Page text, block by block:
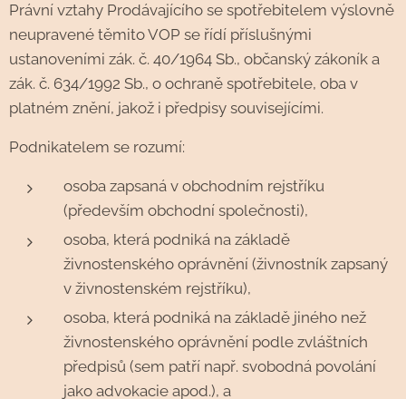
Právní vztahy Prodávajícího se spotřebitelem výslovně
neupravené těmito VOP se řídí příslušnými
ustanoveními zák. č. 40/1964 Sb., občanský zákoník a
zák. č. 634/1992 Sb., o ochraně spotřebitele, oba v
platném znění, jakož i předpisy souvisejícími.
Podnikatelem se rozumí:
osoba zapsaná v obchodním rejstříku
(především obchodní společnosti),
osoba, která podniká na základě
živnostenského oprávnění (živnostník zapsaný
v živnostenském rejstříku),
osoba, která podniká na základě jiného než
živnostenského oprávnění podle zvláštních
předpisů (sem patří např. svobodná povolání
jako advokacie apod.), a